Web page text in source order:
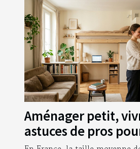
Aménager petit,
astuces de pros